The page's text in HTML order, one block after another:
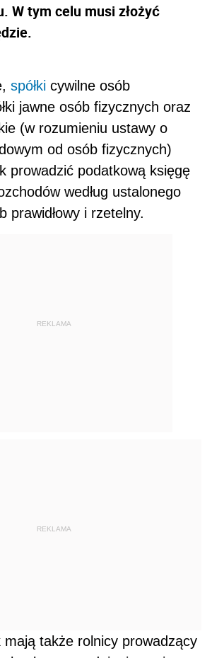
W tym celu musi złożyć
spółki cywilne osób
jawne osób fizycznych oraz
(w rozumieniu ustawy o
od osób fizycznych)
prowadzić podatkową księgę
według ustalonego
prawidłowy i rzetelny.
REKLAMA
REKLAMA
mają także rolnicy prowadzący